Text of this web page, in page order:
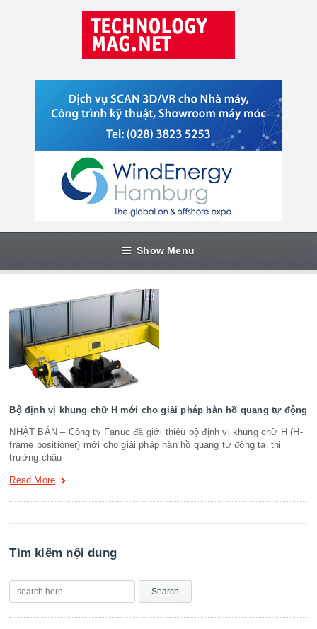
Show Menu
Bộ định vị khung chữ H mới cho giải pháp hàn hồ quang tự động
NHẬT BẢN – Công ty Fanuc đã giới thiệu bộ định vị khung chữ H (H-
frame positioner) mới cho giải pháp hàn hồ quang tự động tại thị
trường châu
Read More
Tìm kiếm nội dung